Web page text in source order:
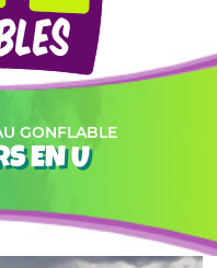
GONFLABLE
EN U